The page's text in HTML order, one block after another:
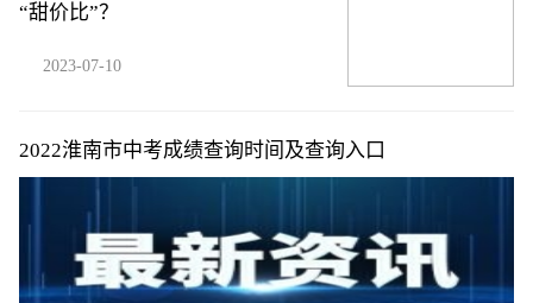
“甜价比”？
2023-07-10
2022淮南市中考成绩查询时间及查询入口